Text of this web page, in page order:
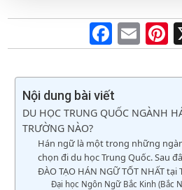
F
a
ce
b
o
o
k
E
m
ail
Nội dung bài viết
DU HỌC TRUNG QUỐC NGÀNH
TRƯỜNG NÀO?
Hán ngữ là một trong những
chọn đi du học Trung Quốc. Sau
ĐÀO TẠO HÁN NGỮ TỐT NHẤT tại
Đại học Ngôn Ngữ Bắc Kinh (Bắc